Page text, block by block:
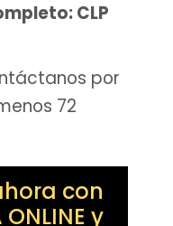
CLP
por
72
con
y